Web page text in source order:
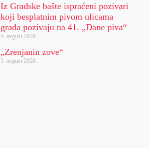
Iz Gradske bašte ispraćeni pozivari
koji besplatnim pivom ulicama
grada pozivaju na 41. „Dane piva“
5. avgust 2026.
„Zrenjanin zove“
5. avgust 2026.